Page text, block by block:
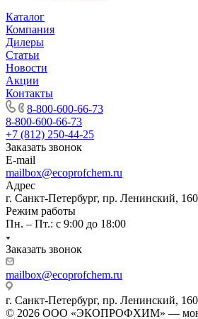
Каталог
Компания
Дилеры
Статьи
Новости
Акции
Контакты
8-800-600-66-73
8-800-600-66-73
+7 (812) 250-44-25
Заказать звонок
E-mail
mailbox@ecoprofchem.ru
Адрес
г. Санкт-Петербург, пр. Ленинский, 160
Режим работы
Пн. – Пт.: с 9:00 до 18:00
Заказать звонок
mailbox@ecoprofchem.ru
г. Санкт-Петербург, пр. Ленинский, 160
© 2026 ООО «ЭКОПРОФХИМ» —